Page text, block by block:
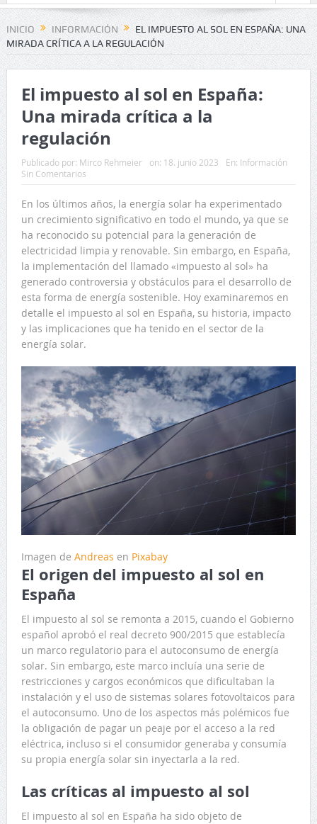
INICIO INFORMACIÓN
EL IMPUESTO AL SOL EN ESPAÑA: UNA
MIRADA CRÍTICA A LA REGULACIÓN
El impuesto al sol en España:
Una mirada crítica a la
regulación
Publicado por: Mirco Rehmeier on: 18. junio 2023 En: Información
Sin Comentarios
En los últimos años, la energía solar ha experimentado
un crecimiento significativo en todo el mundo, ya que se
ha reconocido su potencial para la generación de
electricidad limpia y renovable. Sin embargo, en España,
la implementación del llamado «impuesto al sol» ha
generado controversia y obstáculos para el desarrollo de
esta forma de energía sostenible. Hoy examinaremos en
detalle el impuesto al sol en España, su historia, impacto
y las implicaciones que ha tenido en el sector de la
energía solar.
Imagen de Andreas en Pixabay
El origen del impuesto al sol en
España
El impuesto al sol se remonta a 2015, cuando el Gobierno
español aprobó el real decreto 900/2015 que establecía
un marco regulatorio para el autoconsumo de energía
solar. Sin embargo, este marco incluía una serie de
restricciones y cargos económicos que dificultaban la
instalación y el uso de sistemas solares fotovoltaicos para
el autoconsumo. Uno de los aspectos más polémicos fue
la obligación de pagar un peaje por el acceso a la red
eléctrica, incluso si el consumidor generaba y consumía
su propia energía solar sin inyectarla a la red.
Las críticas al impuesto al sol
El impuesto al sol en España ha sido objeto de